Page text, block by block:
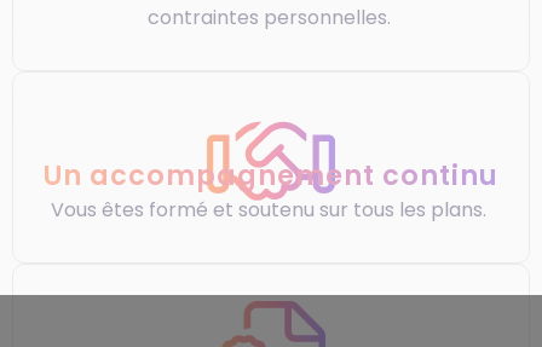
contraintes personnelles.
Un accompagnement continu
Vous êtes formé et soutenu sur tous les plans.